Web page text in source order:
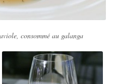
consommé au galanga